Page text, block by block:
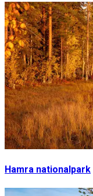
Hamra nationalpark